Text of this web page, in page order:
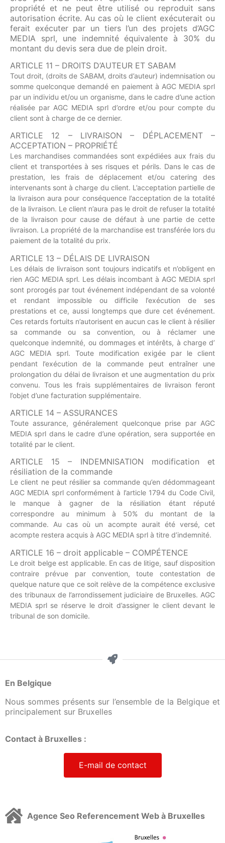
propriété et ne peut être utilisé ou reproduit sans
autorisation écrite. Au cas où le client exécuterait ou
ferait exécuter par un tiers l’un des projets d’AGC
MEDIA sprl, une indemnité équivalente à 30% du
montant du devis sera due de plein droit.
ARTICLE 11 – DROITS D’AUTEUR ET SABAM
Tout droit, (droits de SABAM, droits d’auteur) indemnisation ou
somme quelconque demandé en paiement à AGC MEDIA sprl
par un individu et/ou un organisme, dans le cadre d’une action
réalisée par AGC MEDIA sprl d’ordre et/ou pour compte du
client sont à charge de ce dernier.
ARTICLE 12 – LIVRAISON – DÉPLACEMENT –
ACCEPTATION – PROPRIÉTÉ
Les marchandises commandées sont expédiées aux frais du
client et transportées à ses risques et périls. Dans le cas de
prestation, les frais de déplacement et/ou catering des
intervenants sont à charge du client. L’acceptation partielle de
la livraison aura pour conséquence l’acceptation de la totalité
de la livraison. Le client n’aura pas le droit de refuser la totalité
de la livraison pour cause de défaut à une partie de cette
livraison. La propriété de la marchandise est transférée lors du
paiement de la totalité du prix.
ARTICLE 13 – DÉLAIS DE LIVRAISON
Les délais de livraison sont toujours indicatifs et n’obligent en
rien AGC MEDIA sprl. Les délais incombant à AGC MEDIA sprl
sont prorogés par tout événement indépendant de sa volonté
et rendant impossible ou difficile l’exécution de ses
prestations et ce, aussi longtemps que dure cet événement.
Ces retards fortuits n’autorisent en aucun cas le client à résilier
sa commande ou sa convention, ou à réclamer une
quelconque indemnité, ou dommages et intérêts, à charge d’
AGC MEDIA sprl. Toute modification exigée par le client
pendant l’exécution de la commande peut entraîner une
prolongation du délai de livraison et une augmentation du prix
convenu. Tous les frais supplémentaires de livraison feront
l’objet d’une facturation supplémentaire.
ARTICLE 14 – ASSURANCES
Toute assurance, généralement quelconque prise par AGC
MEDIA sprl dans le cadre d’une opération, sera supportée en
totalité par le client.
ARTICLE 15 – INDEMNISATION modification et
résiliation de la commande
Le client ne peut résilier sa commande qu’en dédommageant
AGC MEDIA sprl conformément à l’article 1794 du Code Civil,
le manque à gagner de la résiliation étant réputé
correspondre au minimum à 50% du montant de la
commande. Au cas où un acompte aurait été versé, cet
acompte restera acquis à AGC MEDIA sprl à titre d’indemnité.
ARTICLE 16 – droit applicable – COMPÉTENCE
Le droit belge est applicable. En cas de litige, sauf disposition
contraire prévue par convention, toute contestation de
quelque nature que ce soit relève de la compétence exclusive
des tribunaux de l’arrondissement judiciaire de Bruxelles. AGC
MEDIA sprl se réserve le droit d’assigner le client devant le
tribunal de son domicile.
En Belgique
Nous sommes présents sur l’ensemble de la Belgique et
principalement sur Bruxelles
Contact à Bruxelles :
E-mail de contact
Agence Seo Referencement Web à Bruxelles